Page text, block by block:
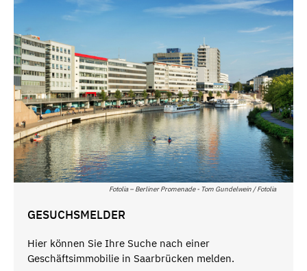
Fotolia – Berliner Promenade - Tom Gundelwein / Fotolia
GESUCHSMELDER
Hier können Sie Ihre Suche nach einer
Geschäftsimmobilie in Saarbrücken melden.